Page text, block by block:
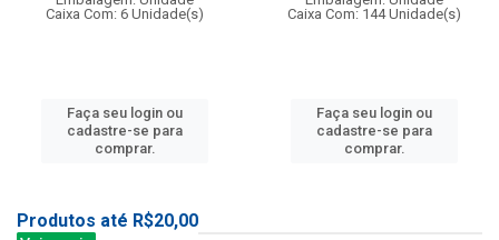
Caixa Com: 6 Unidade(s)
Faça seu login ou
cadastre-se para
comprar.
Caixa Com: 144 Unidade(s)
Faça seu login ou
cadastre-se para
comprar.
Produtos até R$20,00